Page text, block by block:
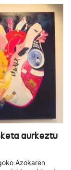
aurkeztu
Azokaren